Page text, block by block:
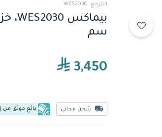
المرجع: WES2030
سم
3,450
شحن مجاني بائع موثق من